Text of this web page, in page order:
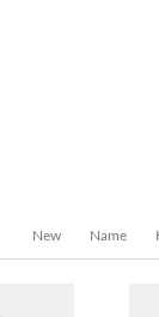
New Name